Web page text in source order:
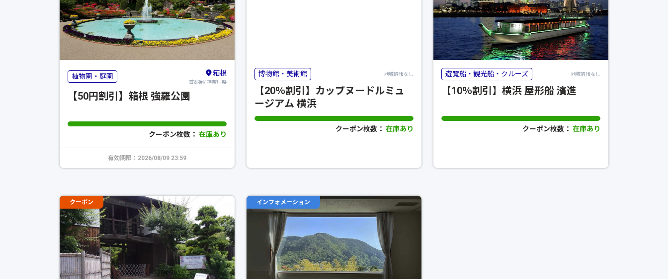
植物園・庭園 箱根
首都圏/ 神奈川県
【50円割引】箱根 強羅公園
クーポン枚数： 在庫あり
有効期限：2026/08/09 23:59
博物館・美術館 地域情報なし
【20％割引】カップヌードルミュ
ージアム 横浜
クーポン枚数： 在庫あり
遊覧船・観光船・クルーズ 地域情報なし
【10％割引】横浜 屋形船 濱進
クーポン枚数： 在庫あり
クーポン インフォメーション